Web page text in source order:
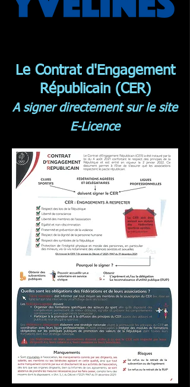
Le Contrat d'Engagement
Républicain (CER)
A signer directement sur le site
E-Licence